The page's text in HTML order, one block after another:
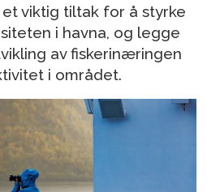
viktig tiltak for å styrke
i havna, og legge
av fiskerinæringen
i området.